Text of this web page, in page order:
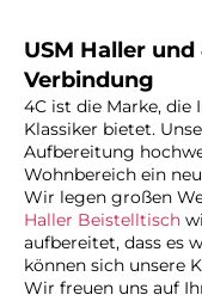
USM Haller
Verbindung
4C ist die Marke, die
Klassiker bietet.
Aufbereitung
Wohnbereich ein
Wir legen großen
Haller Beistelltisch
aufbereitet, dass es
können sich unsere
Wir freuen uns auf